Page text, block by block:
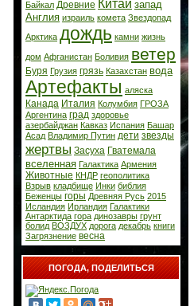
Байкал Древние Китай запад
Англия израиль комета Звездопад
Арктика дождь камни жизнь
дом Афганистан Боливия ветер
Буря Грузия грязь Казахстан вода
Артефакты аляска
Канада Италия Колумбия ГРОЗА
Аргентина град здоровье
азербайджан Кавказ Испания Башар
Асад Владимир Путин дети звезды
жертвы Засуха Гватемала
вселенная Галактика Армения
Животные КНДР геополитика
Взрыв кладбище Инки библия
Беженцы горы Древняя Русь 2015
Исландия Ирландия Галактики
Антарктида гора динозавры грунт
болид ВОЗДУХ дорога декабрь книги
Загрязнение весна
ПОГОДА, ПОДЕЛИТЬСЯ